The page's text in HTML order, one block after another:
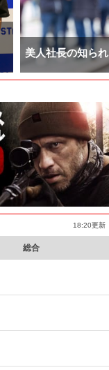
美人社長の知ら
18:20更新
総合